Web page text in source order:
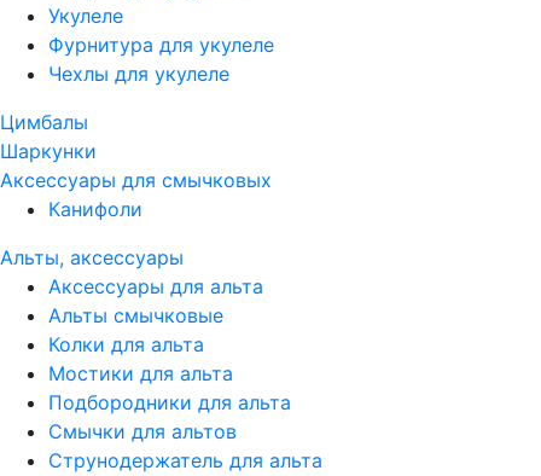
Укулеле
Фурнитура для укулеле
Чехлы для укулеле
Цимбалы
Шаркунки
Аксессуары для смычковых
Канифоли
Альты, аксессуары
Аксессуары для альта
Альты смычковые
Колки для альта
Мостики для альта
Подбородники для альта
Смычки для альтов
Струнодержатель для альта